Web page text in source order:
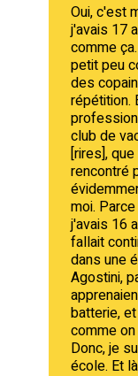
Oui, c'est
j'avais 17
comme
petit peu
des
répétition.
club de
[rires],
rencontré
moi.
j'avais 16
fallait
dans une
Agostini,
batterie,
comme
Donc, je
école. Et